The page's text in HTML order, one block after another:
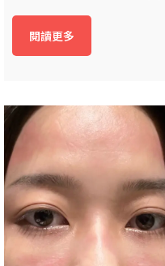
閱讀更多